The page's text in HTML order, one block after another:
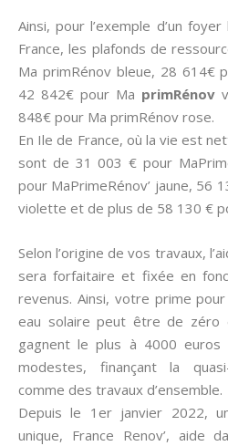
Ainsi, pour l’exemple d’un
France, les plafonds de
Ma primRénov bleue, 28 614€
42 842€ pour Ma primRénov
848€ pour Ma primRénov rose.
En Ile de France, où la vie est
sont de 31 003 € pour
pour MaPrimeRénov’ jaune, 56
violette et de plus de 58 130 €
Selon l’origine de vos travaux,
sera forfaitaire et fixée en
revenus. Ainsi, votre prime pour
eau solaire peut être de zéro
gagnent le plus à 4000
modestes, finançant la
comme des travaux d’ensemble.
Depuis le 1er janvier 2022,
unique, France Renov’, aide